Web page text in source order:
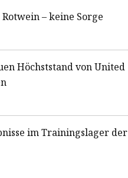
– keine Sorge
Höchststand von United
im Trainingslager der